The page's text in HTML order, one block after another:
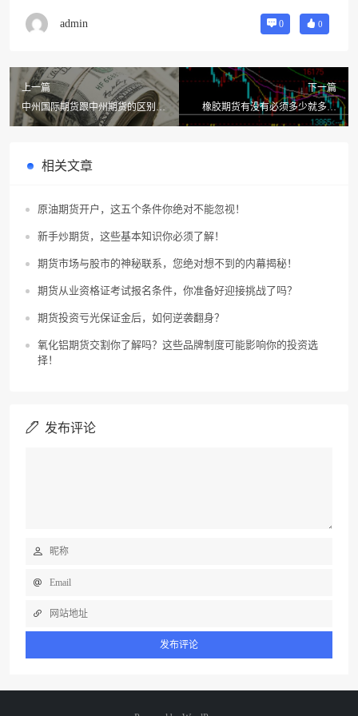
admin 0 0
上一篇
中州国际期货跟中州期货的区别
(中州期货用的是电信吗)
下一篇
橡胶期货有没有必须多少就多少
呢?今天橡胶期货的行情怎么样?
相关文章
原油期货开户，这五个条件你绝对不能忽视！
新手炒期货，这些基本知识你必须了解！
期货市场与股市的神秘联系，您绝对想不到的内幕揭秘！
期货从业资格证考试报名条件，你准备好迎接挑战了吗？
期货投资亏光保证金后，如何逆袭翻身？
氧化铝期货交割你了解吗？这些品牌制度可能影响你的投资选
择！
发布评论